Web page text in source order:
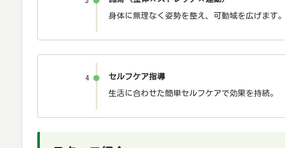
身体に無理なく姿勢を整え、可動域を広げます。
4 セルフケア指導
生活に合わせた簡単セルフケアで効果を持続。